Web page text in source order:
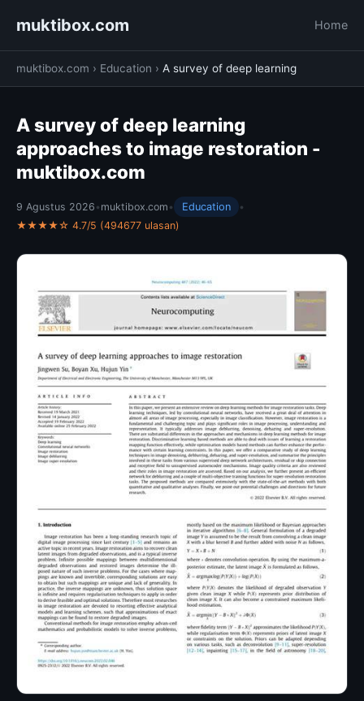
muktibox.com Home
muktibox.com › Education › A survey of deep learning
A survey of deep learning
approaches to image restoration -
muktibox.com
9 Agustus 2026 • muktibox.com • Education
•
★★★★☆ 4.7/5 (494677 ulasan)